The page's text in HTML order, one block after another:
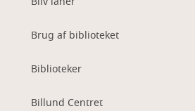
Brug af biblioteket
Biblioteker
Billund Centret